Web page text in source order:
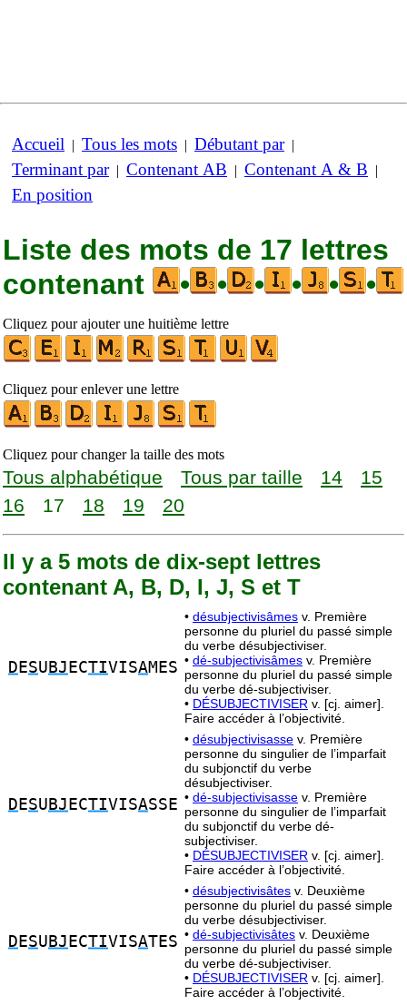
Accueil | Tous les mots | Débutant par|
Terminant par| Contenant AB | Contenant A & B |
En position
Liste des mots de 17 lettres
contenant
• • • • • •
Cliquez pour ajouter une huitième lettre
Cliquez pour enlever une lettre
Cliquez pour changer la taille des mots
Tous alphabétique Tous par taille 14
15
16
17 18 19 20
Il y a 5 mots de dix-sept lettres
contenant A, B, D, I, J, S et T
D ESU BJ ECTIVISAMES
• désubjectivisâmes v. Première
personne du pluriel du passé simple
du verbe désubjectiviser.
• dé-subjectivisâmes v. Première
personne du pluriel du passé simple
du verbe dé-subjectiviser.
• DÉSUBJECTIVISER v. [cj. aimer].
Faire accéder à l’objectivité.
D ESU BJ ECTIVISASSE
• désubjectivisasse v. Première
personne du singulier de l’imparfait
du subjonctif du verbe
désubjectiviser.
• dé-subjectivisasse v. Première
personne du singulier de l’imparfait
du subjonctif du verbe dé-
subjectiviser.
• DÉSUBJECTIVISER v. [cj. aimer].
Faire accéder à l’objectivité.
D ESU BJ ECTIVISATES
• désubjectivisâtes v. Deuxième
personne du pluriel du passé simple
du verbe désubjectiviser.
• dé-subjectivisâtes v. Deuxième
personne du pluriel du passé simple
du verbe dé-subjectiviser.
• DÉSUBJECTIVISER v. [cj. aimer].
Faire accéder à l’objectivité.